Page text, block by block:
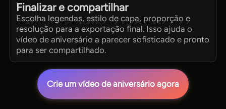
Finalizar e compartilhar
Escolha legendas, estilo de capa, proporção e
resolução para a exportação final. Isso ajuda o
vídeo de aniversário a parecer sofisticado e pronto
para ser compartilhado.
Crie um vídeo de aniversário agora